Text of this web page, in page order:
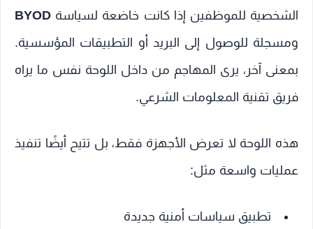
الشخصية للموظفين إذا كانت خاضعة لسياسة BYOD
ومسجلة للوصول إلى البريد أو التطبيقات المؤسسية.
بمعنى آخر، يرى المهاجم من داخل اللوحة نفس ما يراه
فريق تقنية المعلومات الشرعي.
هذه اللوحة لا تعرض الأجهزة فقط، بل تتيح أيضًا تنفيذ
عمليات واسعة مثل:
تطبيق سياسات أمنية جديدة